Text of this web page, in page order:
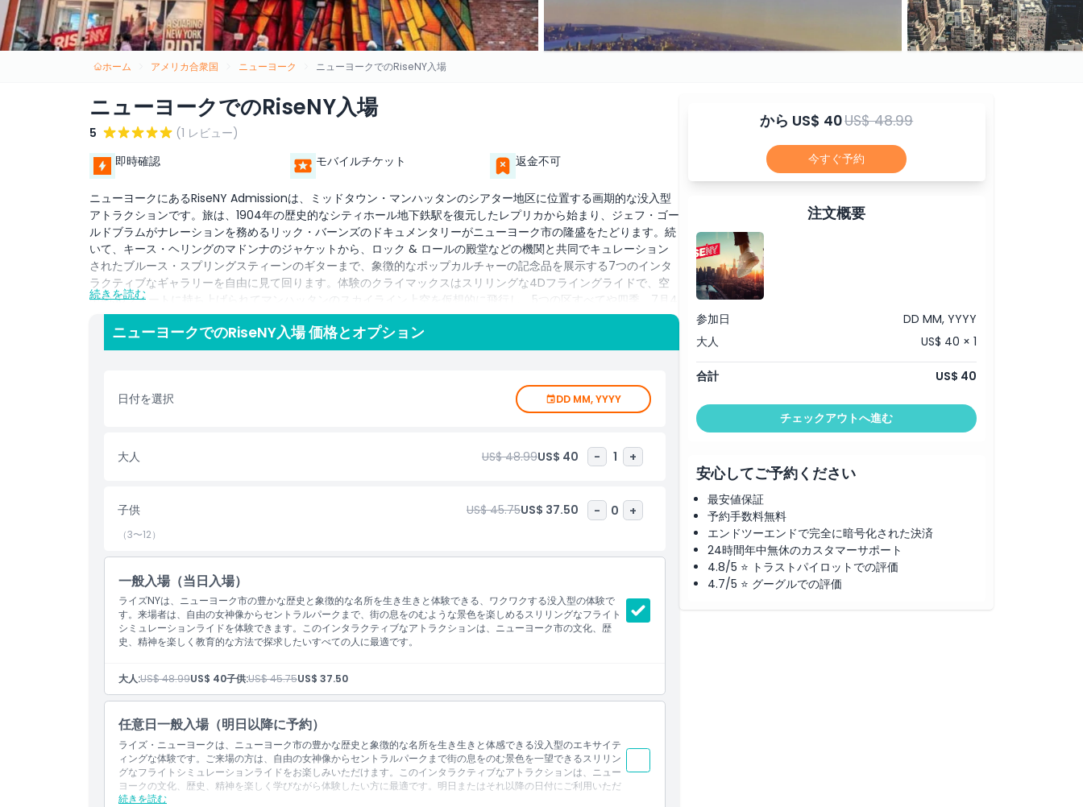
ホーム アメリカ合衆国 ニューヨーク ニューヨークでのRiseNY入場
ニューヨークでのRiseNY入場
5
(1 レビュー)
即時確認
モバイルチケット 返金不可
ニューヨークにあるRiseNY Admissionは、ミッドタウン・マンハッタンのシアター地区に位置する画期的な没入型
アトラクションです。旅は、1904年の歴史的なシティホール地下鉄駅を復元したレプリカから始まり、ジェフ・ゴー
ルドブラムがナレーションを務めるリック・バーンズのドキュメンタリーがニューヨーク市の隆盛をたどります。続
いて、キース・ヘリングのマドンナのジャケットから、ロック & ロールの殿堂などの機関と共同でキュレーション
されたブルース・スプリングスティーンのギターまで、象徴的なポップカルチャーの記念品を展示する7つのインタ
ラクティブなギャラリーを自由に見て回ります。体験のクライマックスはスリリングな4Dフライングライドで、空
中約30フィートに持ち上げられてマンハッタンのスカイライン上空を仮想的に飛行し、5つの区すべてや四季、7月4
日の花火やタイムズスクエアのボールドロップといった代表的なイベントを体験します。RiseNYのチケットがあれば
列をスキップして入場でき、家族連れ、観光客、地元の人々にとって理想的なこの必見のNYCミュージアム体験にア
クセスできます。アトラクションの見学には約60〜90分を要し、ニューヨークでのおすすめアクティビティの一つ
含まれるもの
子供／大人ポリシー
除外事項
営業時間
注意事項
場所
行き方
引換方法
続きを読む
ニューヨークでのRiseNY入場 価格とオプション
日付を選択 DD MM, YYYY
大人 US$ 48.99US$ 40 - 1 +
子供 US$ 45.75US$ 37.50 - 0 +
（3〜12）
一般入場（当日入場）
ライズNYは、ニューヨーク市の豊かな歴史と象徴的な名所を生き生きと体験できる、ワクワクする没入型の体験で
す。来場者は、自由の女神像からセントラルパークまで、街の息をのむような景色を楽しめるスリリングなフライト
シミュレーションライドを体験できます。このインタラクティブなアトラクションは、ニューヨーク市の文化、歴
史、精神を楽しく教育的な方法で探求したいすべての人に最適です。
大人:US$ 48.99US$ 40子供:US$ 45.75US$ 37.50
任意日一般入場（明日以降に予約）
ライズ・ニューヨークは、ニューヨーク市の豊かな歴史と象徴的な名所を生き生きと体感できる没入型のエキサイテ
ィングな体験です。ご来場の方は、自由の女神像からセントラルパークまで街の息をのむ景色を一望できるスリリン
グなフライトシミュレーションライドをお楽しみいただけます。このインタラクティブなアトラクションは、ニュー
ヨークの文化、歴史、精神を楽しく学びながら体験したい方に最適です。明日またはそれ以降の日付にご利用いただ
けます。
続きを読む
から US$ 40US$ 48.99
今すぐ予約
注文概要
参加日
DD MM, YYYY
大人
US$ 40 × 1
合計 US$ 40
チェックアウトへ進む
安心してご予約ください
最安値保証
予約手数料無料
エンドツーエンドで完全に暗号化された決済
24時間年中無休のカスタマーサポート
4.8/5 ⭐ トラストパイロットでの評価
4.7/5 ⭐ グーグルでの評価